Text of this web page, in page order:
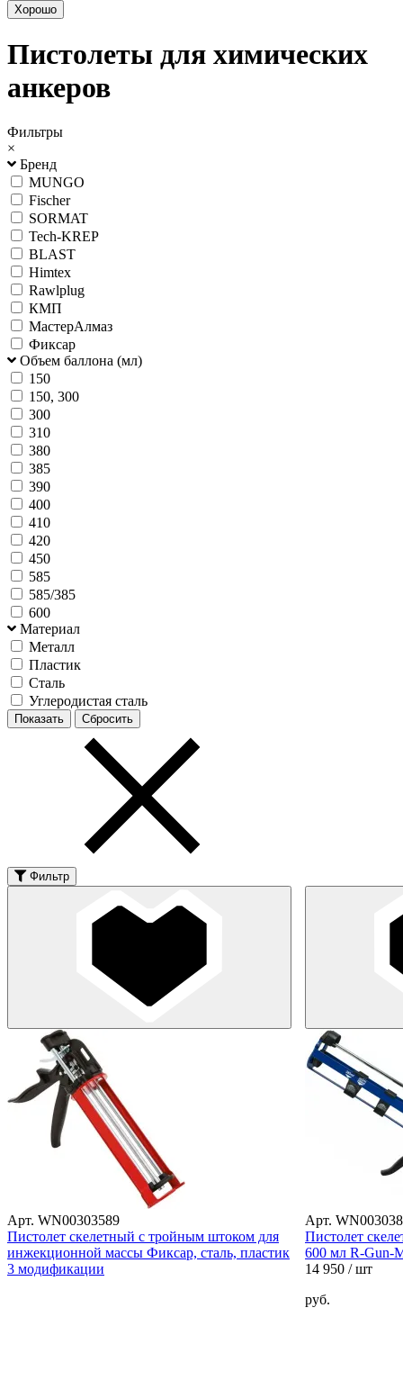
Хорошо
Пистолеты для химических
анкеров
Фильтры
×
Бренд
MUNGO
Fischer
SORMAT
Tech-KREP
BLAST
Himtex
Rawlplug
КМП
МастерАлмаз
Фиксар
Объем баллона (мл)
150
150, 300
300
310
380
385
390
400
410
420
450
585
585/385
600
Материал
Металл
Пластик
Сталь
Углеродистая сталь
Фильтр
Арт. WN00303589
Пистолет скелетный с тройным штоком для
инжекционной массы Фиксар, сталь, пластик
3 модификации
Арт.
Пистолет
600 мл R-Gun-
14 950 / шт
руб.